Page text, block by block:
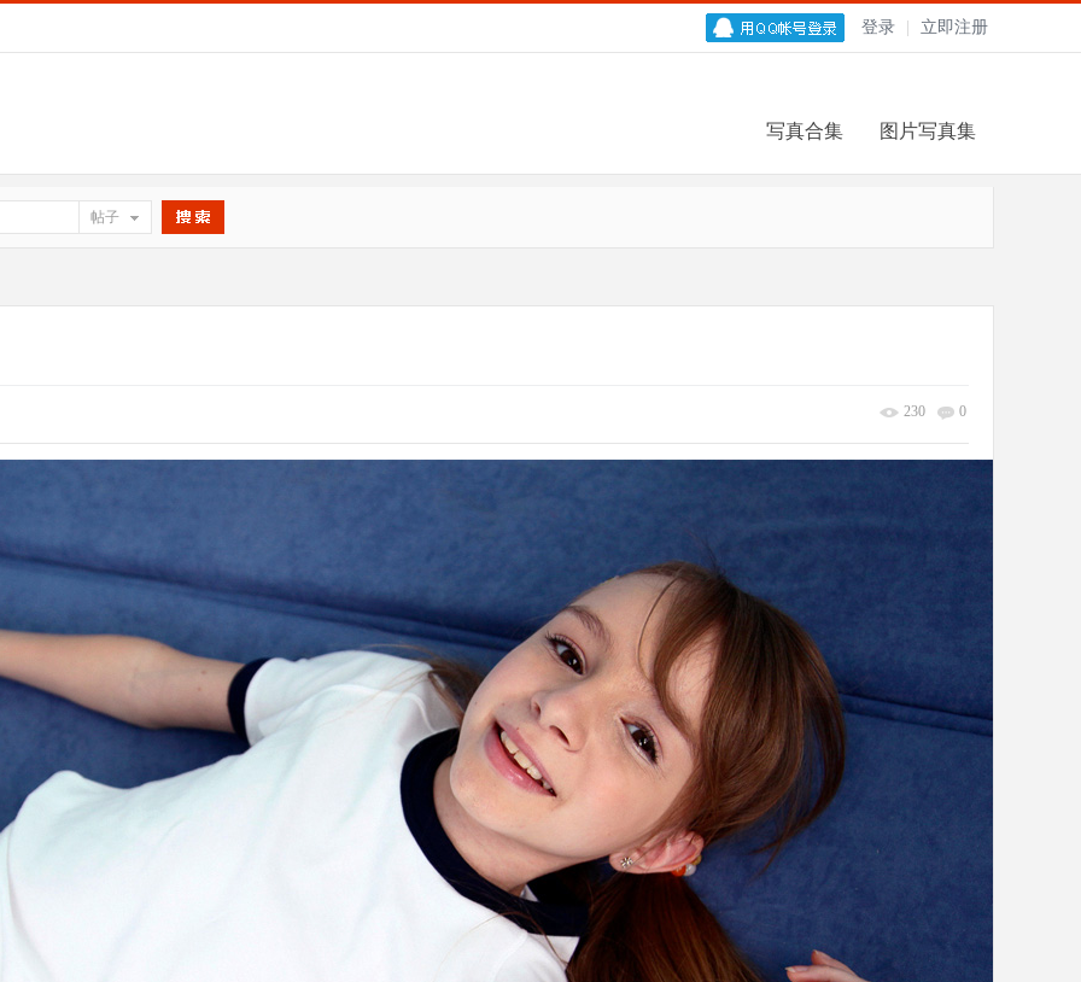
登录 立即注册
写真合集 图片写真集
帖子
230 0